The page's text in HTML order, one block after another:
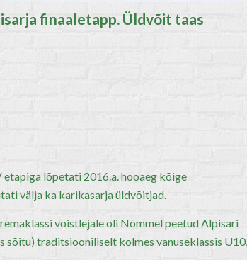
finaaletapp. Üldvõit taas
lõpetati 2016.a. hooaeg kõige
välja ka karikasarja üldvõitjad.
võistlejale oli Nõmmel peetud Alpisari
sõitu) traditsiooniliselt kolmes vanuseklassis U10,